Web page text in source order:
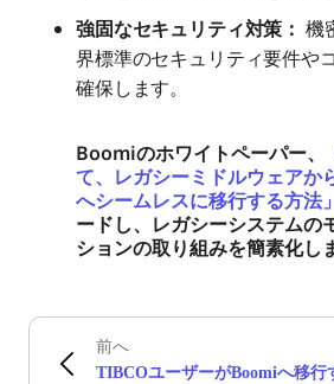
強固なセキュリティ対策： 機
界標準のセキュリティ要件や
確保します。
Boomiのホワイトペーパー、
て、レガシーミドルウェアか
へシームレスに移行する方法」
ードし、レガシーシステムの
ションの取り組みを簡素化し
前へ
TIBCOユーザーがBoomiへ移行